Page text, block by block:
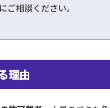
ご相談ください。
理由